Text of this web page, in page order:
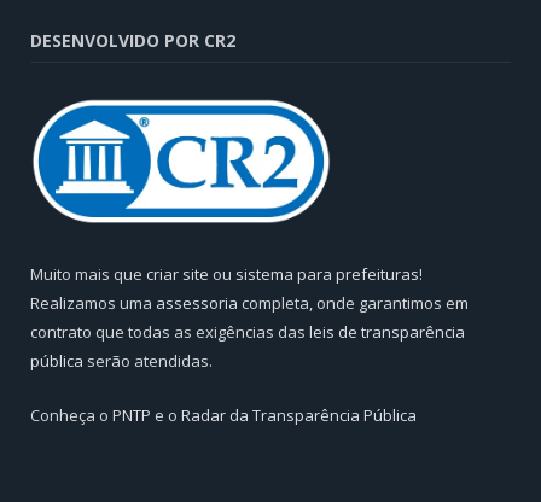
DESENVOLVIDO POR CR2
Muito mais que criar site ou sistema para prefeituras!
Realizamos uma assessoria completa, onde garantimos em
contrato que todas as exigências das leis de transparência
pública serão atendidas.
Conheça o PNTP e o Radar da Transparência Pública